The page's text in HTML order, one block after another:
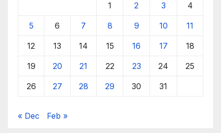
1 2 3 4
5 6 7 8 9 10 11
12 13 14 15 16 17 18
19 20 21 22 23 24 25
26 27 28 29 30 31
« Dec Feb »